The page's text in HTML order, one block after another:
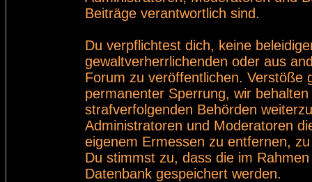
Beiträge verantwortlich sind.
Du verpflichtest dich, keine
gewaltverherrlichenden oder aus
Forum zu veröffentlichen. Verstöße
permanenter Sperrung, wir
strafverfolgenden Behörden
Administratoren und Moderatoren
eigenem Ermessen zu entfernen,
Du stimmst zu, dass die im
Datenbank gespeichert werden.